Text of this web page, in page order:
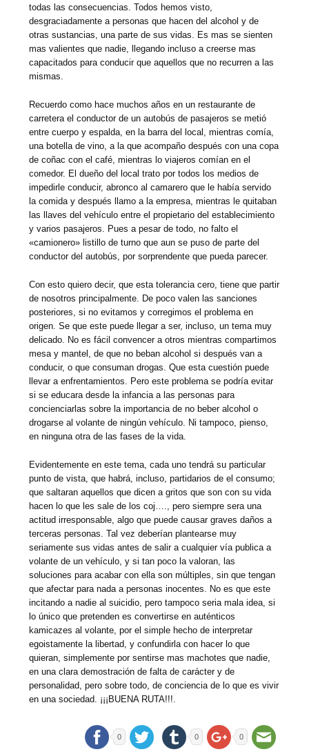
todas las consecuencias. Todos hemos visto,
desgraciadamente a personas que hacen del alcohol y de
otras sustancias, una parte de sus vidas. Es mas se sienten
mas valientes que nadie, llegando incluso a creerse mas
capacitados para conducir que aquellos que no recurren a las
mismas.
Recuerdo como hace muchos años en un restaurante de
carretera el conductor de un autobús de pasajeros se metió
entre cuerpo y espalda, en la barra del local, mientras comía,
una botella de vino, a la que acompaño después con una copa
de coñac con el café, mientras lo viajeros comían en el
comedor. El dueño del local trato por todos los medios de
impedirle conducir, abronco al camarero que le había servido
la comida y después llamo a la empresa, mientras le quitaban
las llaves del vehículo entre el propietario del establecimiento
y varios pasajeros. Pues a pesar de todo, no falto el
«camionero» listillo de turno que aun se puso de parte del
conductor del autobús, por sorprendente que pueda parecer.
Con esto quiero decir, que esta tolerancia cero, tiene que partir
de nosotros principalmente. De poco valen las sanciones
posteriores, si no evitamos y corregimos el problema en
origen. Se que este puede llegar a ser, incluso, un tema muy
delicado. No es fácil convencer a otros mientras compartimos
mesa y mantel, de que no beban alcohol si después van a
conducir, o que consuman drogas. Que esta cuestión puede
llevar a enfrentamientos. Pero este problema se podría evitar
si se educara desde la infancia a las personas para
concienciarlas sobre la importancia de no beber alcohol o
drogarse al volante de ningún vehículo. Ni tampoco, pienso,
en ninguna otra de las fases de la vida.
Evidentemente en este tema, cada uno tendrá su particular
punto de vista, que habrá, incluso, partidarios de el consumo;
que saltaran aquellos que dicen a gritos que son con su vida
hacen lo que les sale de los coj…., pero siempre sera una
actitud irresponsable, algo que puede causar graves daños a
terceras personas. Tal vez deberían plantearse muy
seriamente sus vidas antes de salir a cualquier vía publica a
volante de un vehículo, y si tan poco la valoran, las
soluciones para acabar con ella son múltiples, sin que tengan
que afectar para nada a personas inocentes. No es que este
incitando a nadie al suicidio, pero tampoco seria mala idea, si
lo único que pretenden es convertirse en auténticos
kamicazes al volante, por el simple hecho de interpretar
egoistamente la libertad, y confundirla con hacer lo que
quieran, simplemente por sentirse mas machotes que nadie,
en una clara demostración de falta de carácter y de
personalidad, pero sobre todo, de conciencia de lo que es vivir
en una sociedad. ¡¡¡BUENA RUTA!!!.
0 0 0